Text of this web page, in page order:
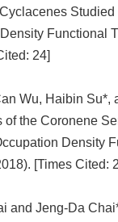
Functional
24]
Wu, Haibin Su*,
the Coronene
Density
[Times Cited:
and Jeng-Da